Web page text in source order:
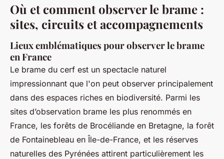
Où et comment observer le brame :
sites, circuits et accompagnements
Lieux emblématiques pour observer le brame
en France
Le brame du cerf est un spectacle naturel
impressionnant que l'on peut observer principalement
dans des espaces riches en biodiversité. Parmi les
sites d’observation brame les plus renommés en
France, les forêts de Brocéliande en Bretagne, la forêt
de Fontainebleau en Île-de-France, et les réserves
naturelles des Pyrénées attirent particulièrement les